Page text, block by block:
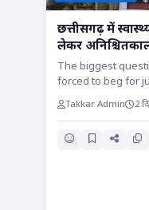
छत्तीसगढ़ में
लेकर
सांसों पर संकट!!
The biggest
forced to beg for
Takkar Admin 2